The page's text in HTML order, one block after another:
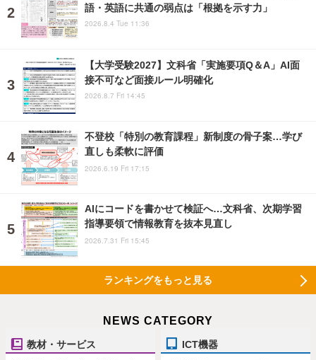
語・英語に共通の弱点は「根拠を示す力」
2026.8.4 Tue 11:36
【大学受験2027】文科省「実施要項Q＆A」AI面
接不可など面接ルール明確化
2026.8.7 Fri 14:45
不登校「特別の教育課程」新制度の骨子案…学び
直しも柔軟に評価
2026.6.19 Fri 17:15
AIにコードを書かせて検証へ…文科省、次期学習
指導要領で情報教育を抜本見直し
2026.7.31 Fri 15:45
ランキングをもっと見る
NEWS CATEGORY
教材・サービス ICT機器